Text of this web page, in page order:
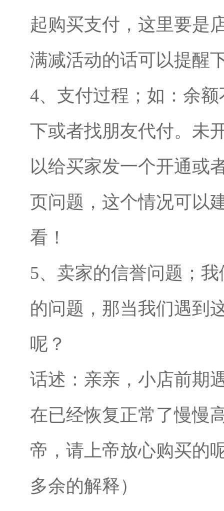
起购买支付，这里要是
满减活动的话可以提醒
4、支付过程；如：余
下或者找朋友代付。未
以给买家发一个开通或
页问题，这个情况可以
看！
5、卖家的信誉问题；
的问题，那当我们遇到
呢？
话述：亲亲，小店前期
在已经恢复正常了慢慢
帝，请上帝放心购买的
多余的解释）